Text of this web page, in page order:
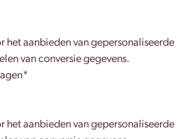
het aanbieden van gepersonaliseerde
van conversie gegevens.
het aanbieden van gepersonaliseerde